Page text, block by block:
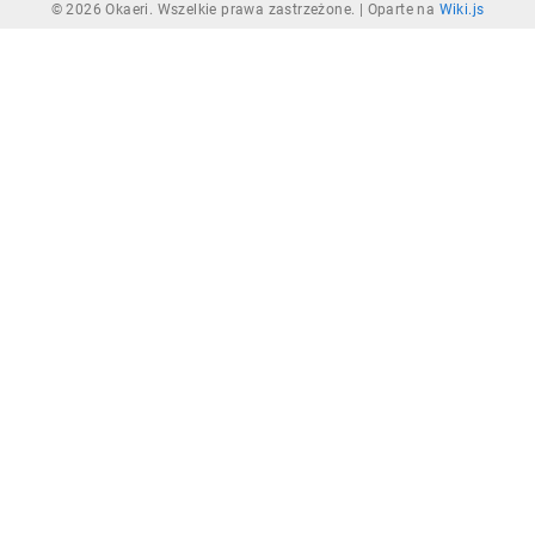
© 2026 Okaeri. Wszelkie prawa zastrzeżone. | Oparte na Wiki.js